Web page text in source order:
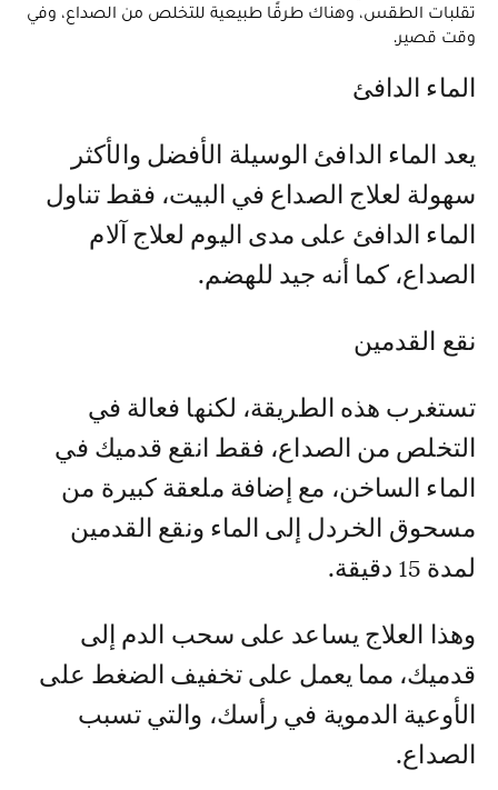
تقلبات الطقس، وهناك طرقًا طبيعية للتخلص من الصداع، وفي
وقت قصير.
الماء الدافئ
يعد الماء الدافئ الوسيلة الأفضل والأكثر
سهولة لعلاج الصداع في البيت، فقط تناول
الماء الدافئ على مدى اليوم لعلاج آلام
الصداع، كما أنه جيد للهضم.
نقع القدمين
تستغرب هذه الطريقة، لكنها فعالة في
التخلص من الصداع، فقط انقع قدميك في
الماء الساخن، مع إضافة ملعقة كبيرة من
مسحوق الخردل إلى الماء ونقع القدمين
لمدة 15 دقيقة.
وهذا العلاج يساعد على سحب الدم إلى
قدميك، مما يعمل على تخفيف الضغط على
الأوعية الدموية في رأسك، والتي تسبب
الصداع.